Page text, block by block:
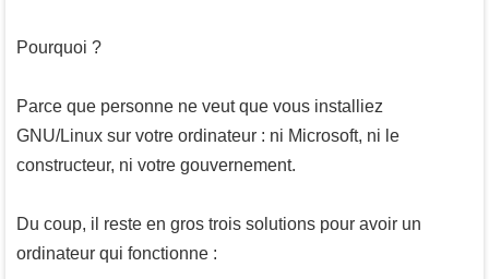
Pourquoi ?
Parce que personne ne veut que vous installiez
GNU/Linux sur votre ordinateur : ni Microsoft, ni le
constructeur, ni votre gouvernement.
Du coup, il reste en gros trois solutions pour avoir un
ordinateur qui fonctionne :